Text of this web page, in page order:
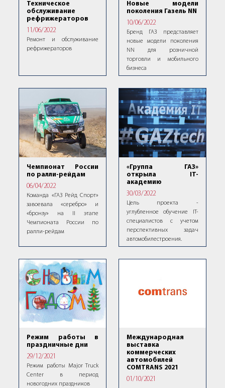
Техническое
обслуживание
рефрижераторов
11/06/2022
Ремонт и обслуживание
рефрижераторов
Новые модели
поколения Газель NN
10/06/2022
Бренд ГАЗ представляет
новые модели поколения
NN для розничной
торговли и мобильного
бизнеса
Чемпионат России
по ралли-рейдам
06/04/2022
Команда «ГАЗ Рейд Спорт»
завоевала «серебро» и
«бронзу» на II этапе
Чемпионата России по
ралли-рейдам
«Группа ГАЗ»
открыла IT-
академию
30/03/2022
Цель проекта -
углубленное обучение IT-
специалистов с учетом
перспективных задач
автомобилестроения.
Режим работы в
праздничные дни
29/12/2021
Режим работы Major Truck
Center в период
новогодних праздников
Международная
выставка
коммерческих
автомобилей
COMTRANS 2021
01/10/2021